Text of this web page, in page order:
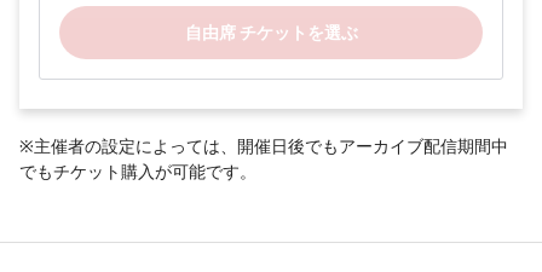
自由席 チケットを選ぶ
※主催者の設定によっては、開催日後でもアーカイブ配信期間中
でもチケット購入が可能です。